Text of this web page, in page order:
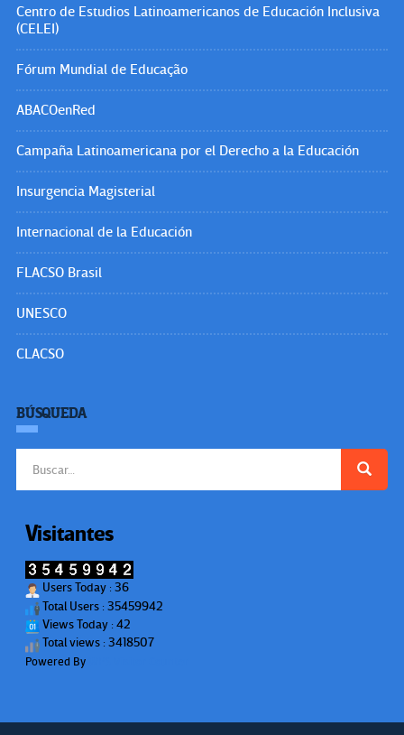
Centro de Estudios Latinoamericanos de Educación Inclusiva
(CELEI)
Fórum Mundial de Educação
ABACOenRed
Campaña Latinoamericana por el Derecho a la Educación
Insurgencia Magisterial
Internacional de la Educación
FLACSO Brasil
UNESCO
CLACSO
BÚSQUEDA
Visitantes
Users Today : 36
Total Users : 35459942
Views Today : 42
Total views : 3418507
Powered By